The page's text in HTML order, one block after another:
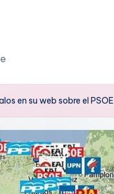
en su web sobre el PSOE